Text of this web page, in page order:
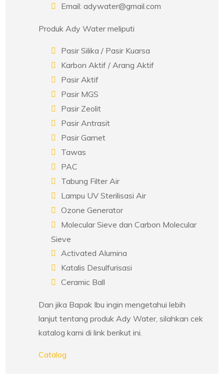
Email: adywater@gmail.com
Produk Ady Water meliputi
Pasir Silika / Pasir Kuarsa
Karbon Aktif / Arang Aktif
Pasir Aktif
Pasir MGS
Pasir Zeolit
Pasir Antrasit
Pasir Garnet
Tawas
PAC
Tabung Filter Air
Lampu UV Sterilisasi Air
Ozone Generator
Molecular Sieve dan Carbon Molecular
Sieve
Activated Alumina
Katalis Desulfurisasi
Ceramic Ball
Dan jika Bapak Ibu ingin mengetahui lebih
lanjut tentang produk Ady Water, silahkan cek
katalog kami di link berikut ini.
Catalog